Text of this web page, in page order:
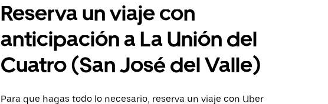
Reserva un viaje con
anticipación a La Unión del
Cuatro (San José del Valle)
Para que hagas todo lo necesario, reserva un viaje con Uber